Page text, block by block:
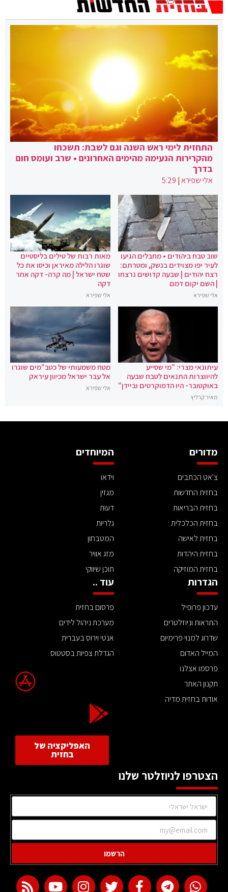
התחזית לימי ראש השנה וגם לשבת: תשכחו
מהקרירות הנעימה מהימים האחרונים • שרב ועומס חום
בדרך
אלי שפירא|
5:29
שוב טבח ביהודים • מחבלים הגיעו
לעיר יפו מצוידים בנשק, ומטרתם:
רצח יהודים | שבעה קדושים נרצחו
| השם יקום דמם
אלי שפירא
מאות רבות של טילים בליסטיים
שוגרו הלילה מאיראן וכיסו את כל
שטח ישראל | מה קרה- דקה אחר
דקה
אלי שפירא
עיתונאי מצרי: "מי שסייע
להיווצרות התנאים לטבח שבעה
באוקטובר- היו הדמוקרטים וביידן"
מאיר קרליץ
מטח משמעותי של כטב"מים שוגרו
אל עבר ישראל מכיוון עיראק
אלי שפירא
מדורים
צ'אט הכתבים
בחזית החדשות
בחזית הבריאות
בחזית הכלכלית
בחזית לאישה
בחזית היהדות
בחזית המוזיקה
המיוחדים
וידאו
מגזין
דעות
גלריות
המטבחון
מזג אוויר
תוכן שיווקי
הגדרות
עדכון פרופיל
התראות וניוזלטרים
שדרוג למנוי פרימיום
המייל האדום
פרסמו אצלנו
תקנון האתר
אודות בחזית מדיה
עוד ..
פרסום בחזית
מערכת ניהול לידים
אנטי וירוס בעברית
הגדלת צפיות בסטטוס
האפליקציה של
בחזית
הצטרפו לניוזלטר שלנו
הרשמו